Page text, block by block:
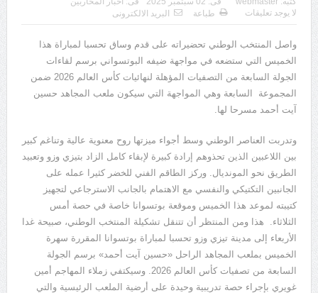
لا يوجد تعليقات
طباعة البريد الالكترونى
واصل المنتخب الوطني تحضيراته على قدم وساق تحسبا لمباراة هذا
الخميس التي ستضعه في مواجهة ضيفه البوتسواني برسم لقاءات
الجولة السابعة من التصفيات المؤهلة لنهائيات كأس العالم
ضمن
المجموعة
السابعة وهي المواجهة التي سيكون ملعب المجاهد حسين
آيت أحمد مسرحا لها
وتدربت العناصر الوطني وسط أجواء ميزتها روح معنوية عالية وتناغم كبير
بين اللاعبين الذين تحذوهم إرادة كبيرة لإبقاء كامل الزاد بتيزي وزو وتعبيد
الطريق نحو المونديال وركز الطاقم الفني للخضر كثيرا عمله على
الجانبين التكتيكي والنفسي مع الاهتمام بالجانب الاسترجاعي لتجهيز
كتيبته لموعد هذا الخميس وموقعة بوتسوانا خاصة في حصة أمس
الثلاثاء
هذا ومن المنتظر أن تتنقل تشكيلة المنتخب الوطني، صبيحة غدا
الأربعاء إلى مدينة تيزي وزو تحسبا لمباراة بوتسوانا المقررة سهرة
الخميس بملعب المجاهد الراحل «حسين آيت أحمد» برسم الجولة
السابعة من تصفيات كأس العالم
وسيكتفي زملاء المهاجم أمين
غويري بإجراء حصة تدريبية وحيدة على أرضية الملعب الرئيسية والتي